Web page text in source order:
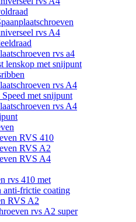
rvs A4
rvs a4
lenskop met snijpunt
rvs A4
Speed met snijpunt
rvs A4
RVS 410
RVS A2
RVS A4
rvs 410 met
anti-frictie coating
RVS A2
rvs A2 super